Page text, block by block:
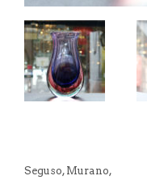
Seguso, Murano,